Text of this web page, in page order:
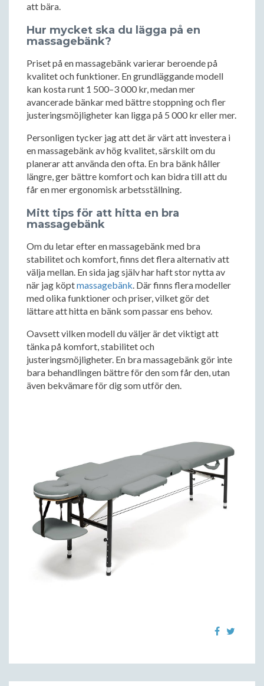
att bära.
Hur mycket ska du lägga på en
massagebänk?
Priset på en massagebänk varierar beroende på
kvalitet och funktioner. En grundläggande modell
kan kosta runt 1 500–3 000 kr, medan mer
avancerade bänkar med bättre stoppning och fler
justeringsmöjligheter kan ligga på 5 000 kr eller mer.
Personligen tycker jag att det är värt att investera i
en massagebänk av hög kvalitet, särskilt om du
planerar att använda den ofta. En bra bänk håller
längre, ger bättre komfort och kan bidra till att du
får en mer ergonomisk arbetsställning.
Mitt tips för att hitta en bra
massagebänk
Om du letar efter en massagebänk med bra
stabilitet och komfort, finns det flera alternativ att
välja mellan. En sida jag själv har haft stor nytta av
när jag köptmassagebänk. Där finns flera modeller
med olika funktioner och priser, vilket gör det
lättare att hitta en bänk som passar ens behov.
Oavsett vilken modell du väljer är det viktigt att
tänka på komfort, stabilitet och
justeringsmöjligheter. En bra massagebänk gör inte
bara behandlingen bättre för den som får den, utan
även bekvämare för dig som utför den.